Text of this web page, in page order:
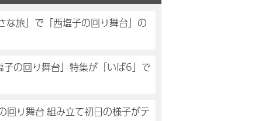
旅」で「西塩子の回り舞台」の
の回り舞台」特集が「いば6」で
回り舞台 組み立て初日の様子がテ